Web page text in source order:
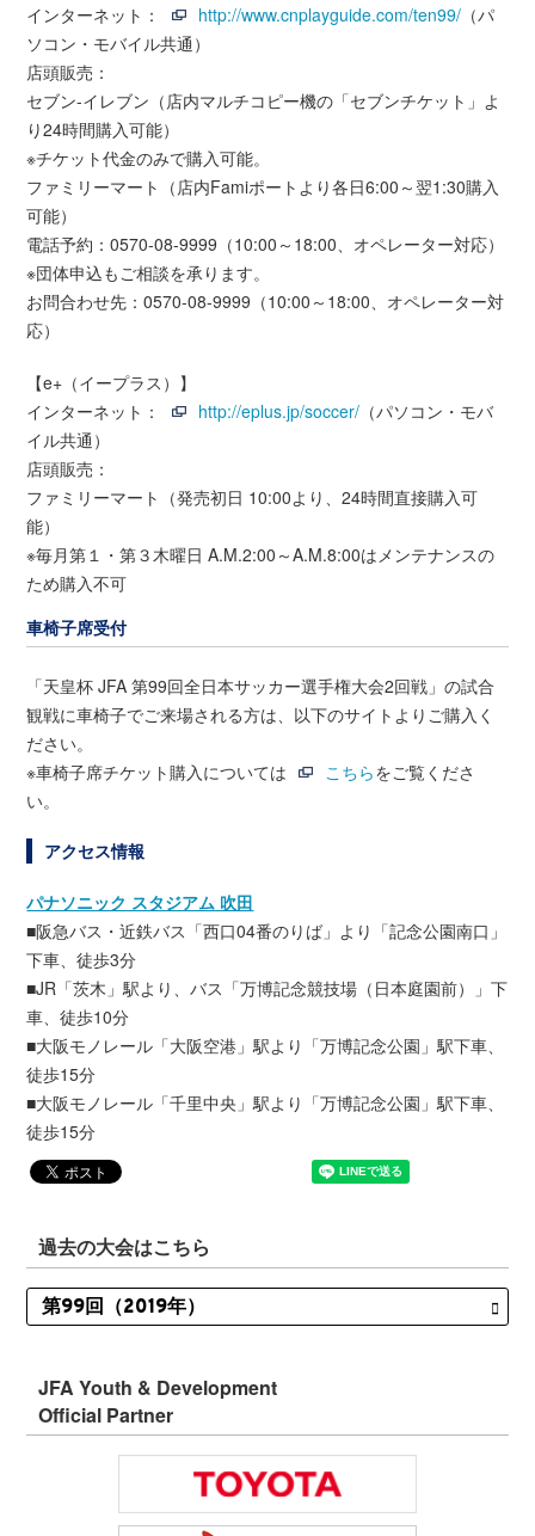
インターネット：
http://www.cnplayguide.com/ten99/ （パ
ソコン・モバイル共通）
店頭販売：
セブン-イレブン（店内マルチコピー機の「セブンチケット」よ
り24時間購入可能）
※チケット代金のみで購入可能。
ファミリーマート（店内Famiポートより各日6:00～翌1:30購入
可能）
電話予約：0570-08-9999（10:00～18:00、オペレーター対応）
※団体申込もご相談を承ります。
お問合わせ先：0570-08-9999（10:00～18:00、オペレーター対
応）
【e+（イープラス）】
インターネット：
http://eplus.jp/soccer/ （パソコン・モバ
イル共通）
店頭販売：
ファミリーマート（発売初日 10:00より、24時間直接購入可
能）
※毎月第１・第３木曜日 A.M.2:00～A.M.8:00はメンテナンスの
ため購入不可
車椅子席受付
「天皇杯 JFA 第99回全日本サッカー選手権大会2回戦」の試合
観戦に車椅子でご来場される方は、以下のサイトよりご購入く
ださい。
※車椅子席チケット購入については
こちらをご覧くださ
い。
アクセス情報
パナソニック スタジアム 吹田
■阪急バス・近鉄バス「西口04番のりば」より「記念公園南口」
下車、徒歩3分
■JR「茨木」駅より、バス「万博記念競技場（日本庭園前）」下
車、徒歩10分
■大阪モノレール「大阪空港」駅より「万博記念公園」駅下車、
徒歩15分
■大阪モノレール「千里中央」駅より「万博記念公園」駅下車、
徒歩15分
過去の大会はこちら
JFA Youth & Development
Official Partner